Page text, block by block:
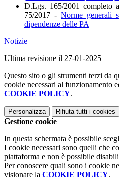
D.Lgs. 165/2001 completo
75/2017 - Norme generali
dipendenze delle PA
Notizie
Ultima revisione il 27-01-2025
Questo sito o gli strumenti terzi da
cookie necessari al funzionamento
COOKIE POLICY.
Personalizza Rifiuta tutti i cookies
Gestione cookie
In questa schermata è possibile
I cookie necessari sono quelli che
piattaforma e non è possibile
Per conoscere quali sono i cookie
visionare la COOKIE POLICY.